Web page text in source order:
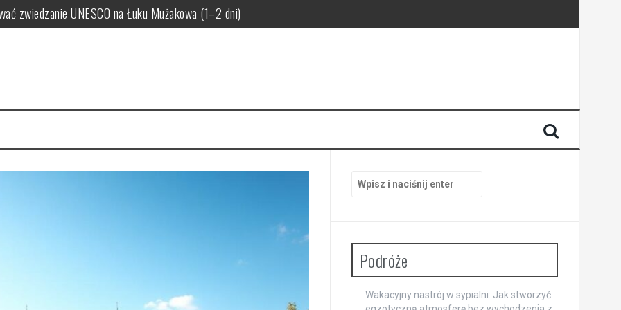
zwiedzanie UNESCO na Łuku Mużakowa (1–2 dni)
wskazówki praktyczne dla Łęknicy oraz Bad Muskau
noclegowa w okolicy Muzeum i Rezerwatu UNESCO
od Nowego Zamku po Geopark Łuk Mużakowa
Szukaj:
Podróże
Wakacyjny nastrój w sypialni: Jak stworzyć